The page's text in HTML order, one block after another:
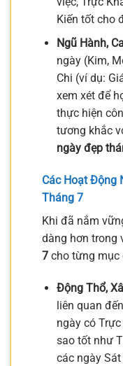
Kiến tốt cho
Ngũ Hành,
ngày (Kim,
Chi (ví dụ:
xem xét để
thực hiện
tương khắc
ngày đẹp
Các Hoạt Động
Tháng 7
Khi đã nắm
dàng hơn trong
7 cho từng mục
Động Thổ,
liên quan
ngày có
sao tốt như
các ngày